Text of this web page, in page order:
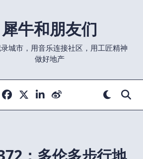
犀牛和朋友们
城市，用音乐连接社区，用工匠精神
做好地产